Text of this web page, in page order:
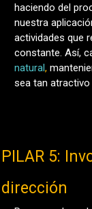
haciendo del
nuestra
actividades que
constante. Así,
natural,
sea tan
PILAR 5:
dirección